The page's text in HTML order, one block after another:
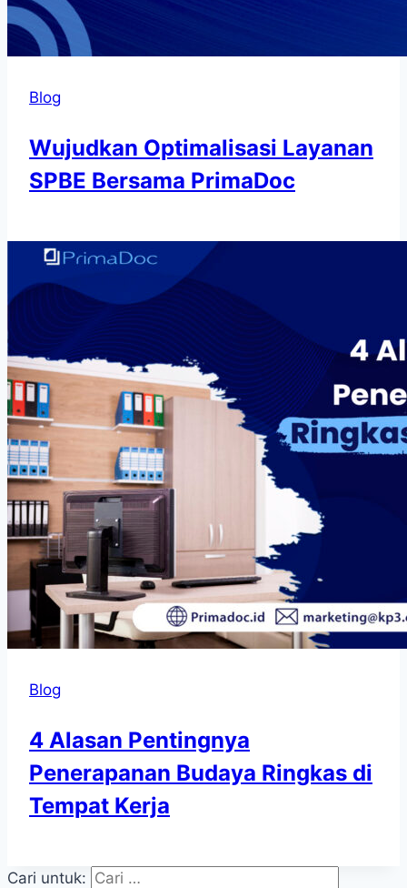
Blog
Wujudkan Optimalisasi Layanan
SPBE Bersama PrimaDoc
Blog
4 Alasan Pentingnya
Penerapanan Budaya Ringkas di
Tempat Kerja
Cari untuk: